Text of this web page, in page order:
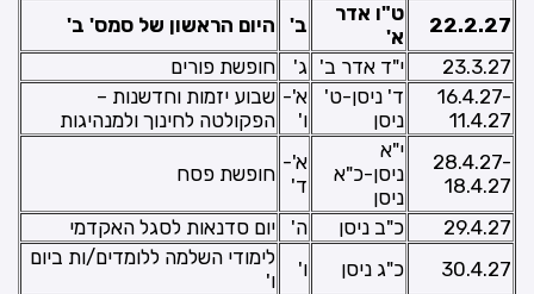
22.2.27
ט"ו אדר
א'
ב'
היום הראשון של סמס' ב'
23.3.27
י"ד אדר ב' ג'
חופשת פורים
16.4.27-
11.4.27
ד' ניסן-ט'
ניסן
א'-
ו'
שבוע יזמות וחדשנות –
הפקולטה לחינוך ולמנהיגות
28.4.27-
18.4.27
י"א
ניסן-כ"א
ניסן
א'-
ד'
חופשת פסח
29.4.27 כ"ב ניסן ה'
יום סדנאות לסגל האקדמי
30.4.27
כ"ג ניסן ו'
לימודי השלמה ללומדים/ות ביום
ו'